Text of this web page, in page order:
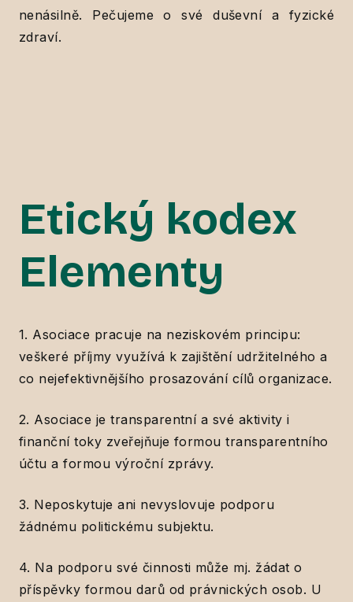
nenásilně. Pečujeme o své duševní a fyzické
zdraví.
Etický kodex
Elementy
1. Asociace pracuje na neziskovém principu:
veškeré příjmy využívá k zajištění udržitelného a
co nejefektivnějšího prosazování cílů organizace.
2. Asociace je transparentní a své aktivity i
finanční toky zveřejňuje formou transparentního
účtu a formou výroční zprávy.
3. Neposkytuje ani nevyslovuje podporu
žádnému politickému subjektu.
4. Na podporu své činnosti může mj. žádat o
příspěvky formou darů od právnických osob. U